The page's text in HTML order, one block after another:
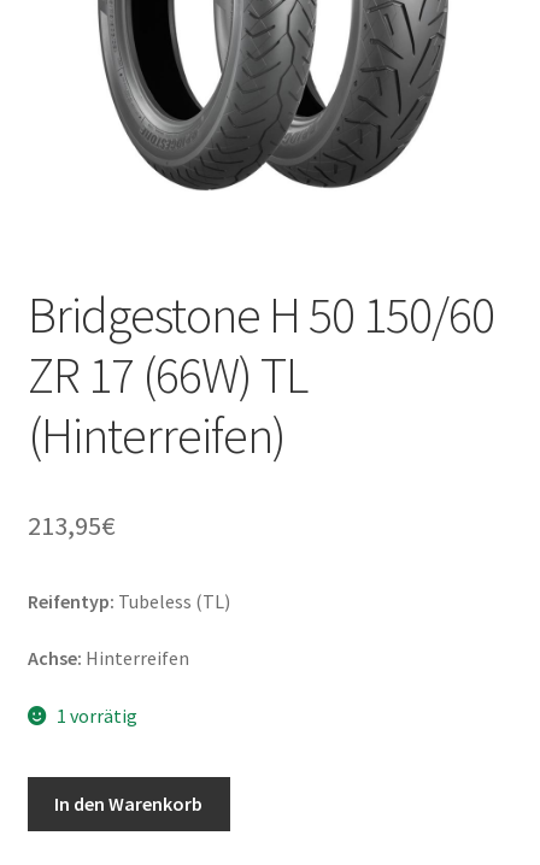
Bridgestone H 50 150/60
ZR 17 (66W) TL
(Hinterreifen)
213,95€
Reifentyp: Tubeless (TL)
Achse: Hinterreifen
1 vorrätig
In den Warenkorb